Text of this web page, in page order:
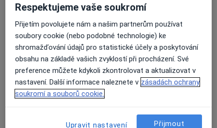
15 názorů
Recenze pacientů jsou pro nás důležité.
Specialisté nemají možnost zaplatit za
odstranění nebo změnu recenze pacienta.
Respektujeme vaše soukromí
Přijetím povolujete nám a našim partnerům používat
soubory cookie (nebo podobné technologie) ke
shromažďování údajů pro statistické účely a poskytování
obsahu na základě vašich zvyklostí při procházení. Své
preference můžete kdykoli zkontrolovat a aktualizovat v
nastavení. Další informace naleznete v zásadách ochrany
soukromí a souborů cookie.
Upravit nastavení Přijmout